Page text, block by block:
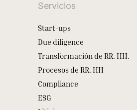
Servicios
Start-ups
Due diligence
Transformación de RR. HH.
Procesos de RR. HH
Compliance
ESG